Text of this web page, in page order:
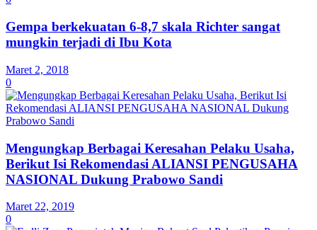
Gempa berkekuatan 6-8,7 skala Richter sangat
mungkin terjadi di Ibu Kota
Maret 2, 2018
0
Mengungkap Berbagai Keresahan Pelaku Usaha,
Berikut Isi Rekomendasi ALIANSI PENGUSAHA
NASIONAL Dukung Prabowo Sandi
Maret 22, 2019
0